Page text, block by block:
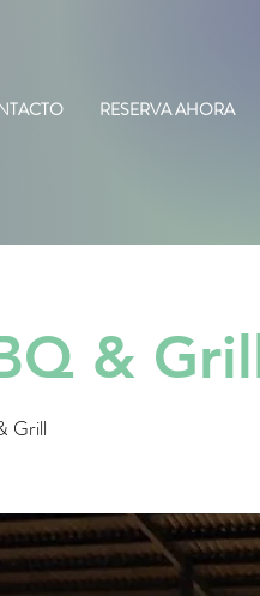
RESERVA AHORA
&
Grill